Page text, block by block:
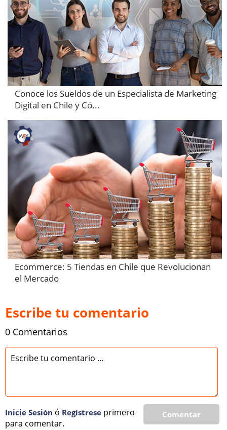
Conoce los Sueldos de un Especialista de Marketing
Digital en Chile y Có...
Ecommerce: 5 Tiendas en Chile que Revolucionan
el Mercado
Escribe tu comentario
0 Comentarios
Comentar
Inicie Sesión ó Regí­strese primero
para comentar.